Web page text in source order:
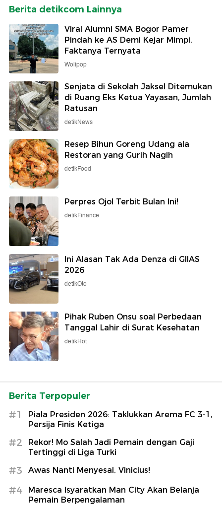
Berita detikcom Lainnya
Viral Alumni SMA Bogor Pamer
Pindah ke AS Demi Kejar Mimpi,
Faktanya Ternyata
Wolipop
Senjata di Sekolah Jaksel Ditemukan
di Ruang Eks Ketua Yayasan, Jumlah
Ratusan
detikNews
Resep Bihun Goreng Udang ala
Restoran yang Gurih Nagih
detikFood
Perpres Ojol Terbit Bulan Ini!
detikFinance
Ini Alasan Tak Ada Denza di GIIAS
2026
detikOto
Pihak Ruben Onsu soal Perbedaan
Tanggal Lahir di Surat Kesehatan
detikHot
Berita Terpopuler
#1
Piala Presiden 2026: Taklukkan Arema FC 3-1,
Persija Finis Ketiga
#2
Rekor! Mo Salah Jadi Pemain dengan Gaji
Tertinggi di Liga Turki
#3 Awas Nanti Menyesal, Vinicius!
#4
Maresca Isyaratkan Man City Akan Belanja
Pemain Berpengalaman